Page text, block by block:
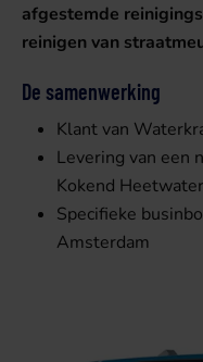
afgestemde
reinigen van
De samenwerking
Klant van
Levering van een
Kokend
Specifieke
Amsterdam